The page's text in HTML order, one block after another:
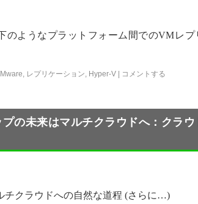
のようなプラットフォーム間でのVMレ
, レプリケーション, Hyper-V | コメントする
の未来はマルチクラウドへ：クラ
チクラウドへの自然な道程 (さらに…)